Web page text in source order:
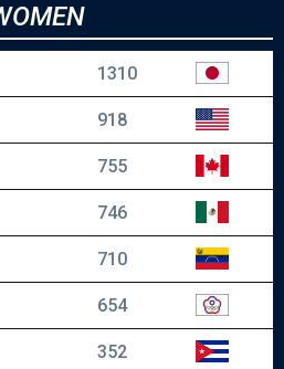
- 11.16
WBSC
ルドカップ2026
球チャンピオンシップ2026
1310
918
755
746
710
654
352